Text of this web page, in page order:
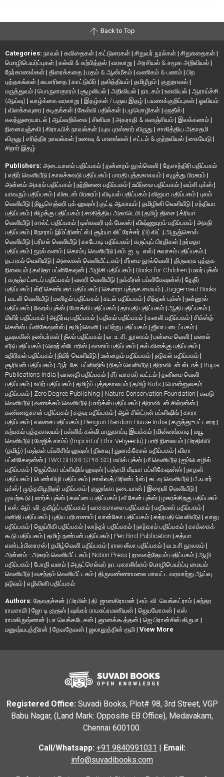
Back to Top
Categories: நாவல் | கவிதைகள் | கட்டுரைகள் | சிறுவர் நூல்கள் | சிறுகதைகள் |
மொழிபெயர்ப்புகள் | கல்வி & கற்பித்தல் | வரலாறு | அரசியல் & சமூக அறிவியல் |
நேர்காணல்கள் | திரைக்கதை | மதம் & ஆன்மீகம் | வணிகம் & பணம் | பிற
புத்தகங்கள் | சுயசரிதை | காட்டுயிர் | தலித்தியம் | தமிழீழம் | குறுநாவல் |
மருத்துவம் | பொருளாதாரம் | சூழலியல் | அறிவியல் | நாடகம் | உளவியல் | ஆராய்ச்சி
(ஆய்வு) | வாழ்க்கை வரலாறு | இதழ்கள் / பருவ இதழ் | பயணக்குறிப்புகள் | ஓவியம்
| விளக்கவுரை | கடிதங்கள் | கேள்வி பதில்கள் | பழமொழிகள் | ஹதீஸ் |
கலந்துரையாடல் | ஆய்வறிக்கை | சினிமா | அகராதி & களஞ்சியம் | இலக்கணம் |
நினைவஞ்சலி | கிராஃபிக் நாவல்கள் | யுவ புரஸ்கார் விருது | சாகித்திய அகாதமி
விருது | சரித்திர நாவல்கள் | உணவு & பானங்கள் | சட்டம் & குற்றவியல் | கையேடு |
சிறார் இதழ்
Publishers: அடையாளம் பதிப்பகம் | தன்னறம் நூல்வெளி | தேசாந்திரி பதிப்பகம்
| எதிர் வெளியீடு | காலச்சுவடு பதிப்பகம் | பாரதி புத்தகாலயம் | எழுத்து பிரசுரம் |
அன்னம் அகரம் பதிப்பகம் | நற்றிணை பதிப்பகம் | உயிர்மை பதிப்பகம் | வம்சி புக்ஸ் |
யாவரும் பதிப்பகம் | விகடன் பிரசுரம் | விடியல் பதிப்பகம் | விஜயா பதிப்பகம் | புலம்
வெளியீடு | நியூசெஞ்சுரி புக் ஹவுஸ் | குட்டி ஆகாயம் | தமிழினி வெளியீடு | சந்தியா
பதிப்பகம் | கிழக்கு பதிப்பகம் | சாகித்திய அகாடெமி | தமிழ் திசை | க்ரியா
வெளியீடு | சால்ட் பதிப்பகம் | டிஸ்கவரி புக் பேலஸ் | விஷ்ணுபுரம் பதிப்பகம் | அகநி
பதிப்பகம் | நோராப் இம்ப்ரிண்ட்ஸ் | சூர்யா லிட்ரேச்சர் (பி) லிட் | அருஞ்சொல்
வெளியீடு | பரிசல் வெளியீடு | காடோடி பதிப்பகம் | கருப்புப் பிரதிகள் | நர்மதா
பதிப்பகம் | நூல் வனம் | கொம்பு வெளியீடு | எம். ஐ. டி. எஸ் | சுவாசம் பதிப்பகம் |
தடாகம் வெளியீடு | அலைகள் வெளியீட்டகம் | சீர்மை நூல்வெளி | திருவரசு புத்தக
நிலையம் | கவிதா பப்ளிகேஷன் | அழிசி பதிப்பகம் | Books for Children | மலர் புக்ஸ்
| கருஞ்சட்டைப் பதிப்பகம் | வளரி வெளியீடு | நக்கீரன் பப்ளிகேஷன்ஸ் | தேநீர்
பதிப்பகம் | ஸ்ரீ செண்பகா பதிப்பகம் | கௌரா புத்தக மையம் | Juggernaut Books
| வடலி வெளியீடு | மனிதம் பதிப்பகம் | கடல் பதிப்பகம் | சிந்தன் புக்ஸ் | நன்னூல்
பதிப்பகம் | வேரல் புக்ஸ் | மோக்லி பதிப்பகம் | தாயதி பதிப்பகம் | ஆதி பதிப்பகம் |
மிளிர் பதிப்பகம் | அதிர்வு பதிப்பகம் | பதிகம் பதிப்பகம் | கனலி பதிப்பகம் | சிக்ஸ்த்
சென்ஸ் பப்ளிகேஷன்ஸ் | தமிழ்வெளி | பயிற்று பதிப்பகம் | ஜீவா படைப்பகம் |
பூவுலகின் நண்பர்கள் | நீலம் பதிப்பகம் | வ. உ. சி. நூலகம் | பன்மை வெளி | மணல்
வீடு பதிப்பகம் | ஹெர் ஸ்டோரிஸ் | வானம் பதிப்பகம் | கல் விளக்கு பதிப்பகம் |
உதிரிகள் பதிப்பகம் | நிமிர் வெளியீடு | உன்னதம் பதிப்பகம் | நடுகல் பதிப்பகம் |
சூரியன் பதிப்பகம் | ஆர். கே. பப்ளிஷிங் | ரிதம் வெளியீடு | திராவிடன் ஸ்டாக் | Rupa
Publications India | வானதி பதிப்பகம் | சீர் வாசகர் வட்டம் | தனிமை வெளி
பதிப்பகம் | உயிர் பதிப்பகம் | தமிழ்ப் புத்தகாலயம் | தமிழ் Kids | பொன்னுலகம்
பதிப்பகம் | Zero Degree Publishing | Nature Conservation Foundation | சுவடு
வெளியீடு | வணக்கம் வெளியீடு | மார்க்ஸ் பதிப்பகம் | திராவிடன் சில்ரன்ஸ் |
கண்ணதாசன் பதிப்பகம் | கதவு பதிப்பகம் | ஆல் சில்ட்ரன் பப்ளிஷிங் | காரா
பதிப்பகம் | வலசை பதிப்பகம் | Penguin Random House India | கருத்து=பட்டறை |
கற்பகம் புத்தகாலயம் | பள்ளிக் கல்வி பாதுகாப்பு இயக்கம் | மின்னங்காடி | மயூ
வெளியீடு | மேஜிக் லாம்ப் (Imprint of Ethir Veliyeedu) | பாரி நிலையம் | பிரதிலிபி
(தமிழ்) | மஞ்சுள் பப்ளிசிங் ஹவுஸ் | தினவு | துலாக்கோல் பதிப்பகம் | விசா
பப்ளிகேஷன்ஸ் | TWO SHORES PRESS | மயில் புக்ஸ் | மீ வெளியீடு | ஐம்பொழில்
பதிப்பகம் | ஜெய்கோ பப்ளிஷிங் ஹவுஸ் | பஞ்சமி மீடியா பப்ளிகேஷன்ஸ் | நாதன்
பதிப்பகம் | பெண்விழி பதிப்பகம் | சாஸ்வத் பிரிண்டர்ஸ் | கடவு வெளியீடு | பீ ஃபார்
புக்ஸ் | முத்தமிழறிஞர் பதிப்பகம் | குலுங்கா நடையான் | இறைவி வெளியீடு |
முயற்கூடு | லார்க் புக்ஸ் | கலப்பை பதிப்பகம் | வீ கேன் புக்ஸ் | ழகரச்சிறகு பதிப்பகம்
| எஸ். ஆர். வி. தமிழ்ப் பதிப்பகம் | வாசகசாலை பதிப்பகம் | மதிமலர் பதிப்பகம் |
மனிதி பதிப்பகம் | புதிய பரிமாணம் | வான்கோ பதிப்பகம் | சத்ரபதி வெளியீடு | வாலு
பதிப்பகம் | ஜெய்ரிகி பதிப்பகம் | லாந்தர் பதிப்பகம் | நாற்கரம் பதிப்பகம் | காக்கைக்
கூடு பதிப்பகம் | தமிழ் நண்பன் பதிப்பகம் | Pen Bird Publication | சத்யா
எண்டர்பிரைசஸ் | தமிழ்வெளி பதிப்பகம் | ராஸ லீலா பதிப்பகம் | வ.உ.சி நூலகம் |
அன்னம் - அகரம் வெளியீட்டகம் | Notion Press | நாவலந்தேயம் பதிப்பகம் | ஆழி
பதிப்பகம் | போதி வனம் | அருட்செல்வர் நா. மகாலிங்கம் மொழிபெயர்ப்பு மையம்
வெளியீடு | வசந்தம் வெளியீட்டகம் | திருவண்ணாமலை மாவட்ட வரலாற்று ஆய்வு
நடுவம் | எழிலினி பதிப்பகம்
Authors: தேவதச்சன் | பிரமிள் | தி. ஜானகிராமன் | எம். வி. வெங்கட்ராம் | சுந்தர
ராமசாமி | ஜோ டி குரூஸ் | ஷங்கர் ராமசுப்ரமணியன் | ஜெயமோகன் | எஸ்
ராமகிருஷ்ணன் | பா வெங்கடேசன் | ஞானக்கூத்தன் | ஜெ பிரான்சிஸ் கிருபா |
மனுஷ்யபுத்திரன் | தேவதேவன் | ஜலாலுத்தின் ரூமி | View More
Registered Office: Suvadi Books, Plot# 98, 3rd Street, VGP
Babu Nagar, (Land Mark: Opposite EB Office), Medavakam,
Chennai 600100.
Call/Whatsapp: +91 9840991031 | Email:
info@suvadibooks.com